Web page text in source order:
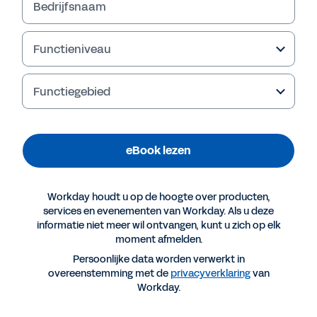
Meer informatie
eBook van Acceleration Economy
Bedrijfsnaam
Functieniveau
Functiegebied
eBook lezen
Workday houdt u op de hoogte over producten,
services en evenementen van Workday. Als u deze
informatie niet meer wil ontvangen, kunt u zich op elk
moment afmelden.
Persoonlijke data worden verwerkt in
overeenstemming met de privacyverklaringvan
Workday.